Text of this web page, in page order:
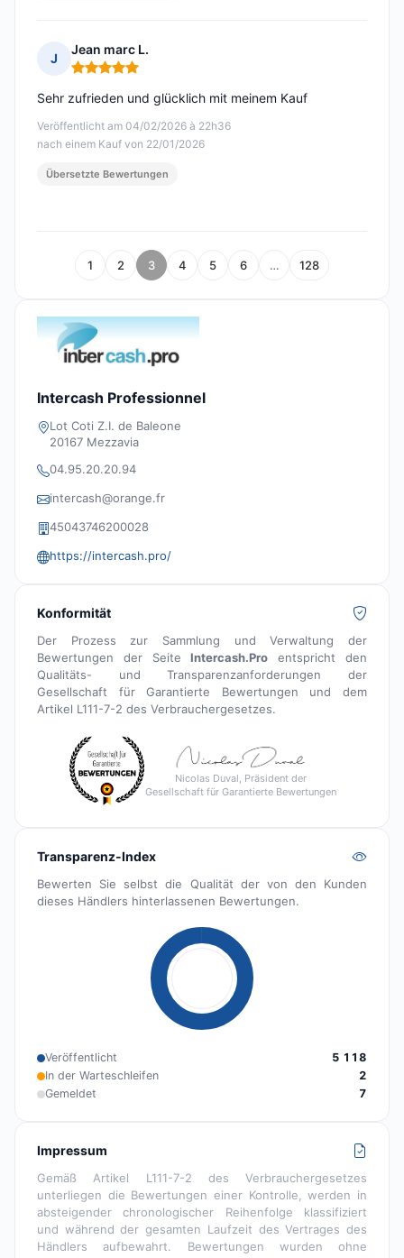
J
Jean marc L.
Hinweis: 5 von 5
Veröffentlicht am 04/02/2026 à 22h36
nach einem Kauf von 22/01/2026
Sehr zufrieden und glücklich mit meinem Kauf
Übersetzte Bewertungen
1 2 3 4 5 6 … 128
Intercash Professionnel
Lot Coti Z.I. de Baleone
20167 Mezzavia
04.95.20.20.94
intercash@orange.fr
45043746200028
https://intercash.pro/
Konformität
Der Prozess zur Sammlung und Verwaltung der
Bewertungen der SeiteIntercash.Pro entspricht den
Qualitäts- und Transparenzanforderungen der
Gesellschaft für Garantierte Bewertungen und dem
Artikel L111-7-2 des Verbrauchergesetzes.
Nicolas Duval, Präsident der
Gesellschaft für Garantierte Bewertungen
Transparenz-Index
Bewerten Sie selbst die Qualität der von den Kunden
dieses Händlers hinterlassenen Bewertungen.
Veröffentlicht
5 118
In der Warteschleifen
2
Gemeldet
7
Impressum
Gemäß Artikel L111-7-2 des Verbrauchergesetzes
unterliegen die Bewertungen einer Kontrolle, werden in
absteigender chronologischer Reihenfolge klassifiziert
und während der gesamten Laufzeit des Vertrages des
Händlers aufbewahrt. Bewertungen wurden ohne